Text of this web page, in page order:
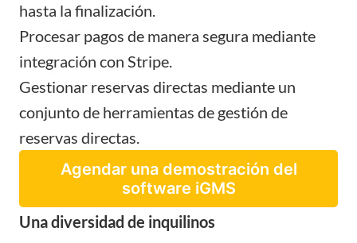
hasta la finalización.
Procesar pagos de manera segura mediante
integración con Stripe.
Gestionar reservas directas mediante un
conjunto de herramientas de gestión de
reservas directas.
Agendar una demostración del
software iGMS
Una diversidad de inquilinos